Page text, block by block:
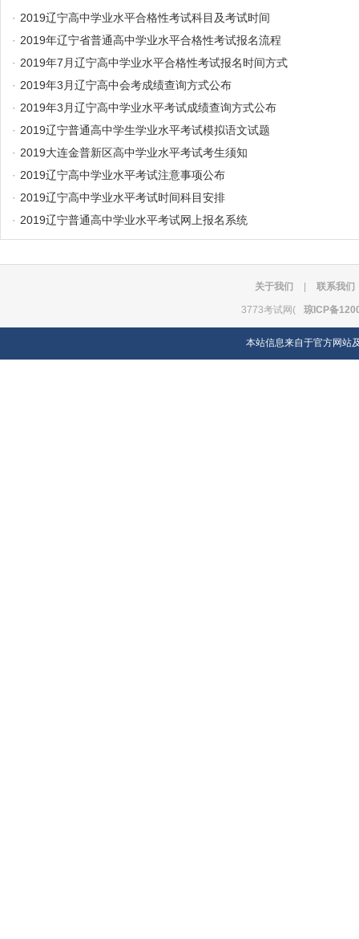
· 2019辽宁高中学业水平合格性考试科目及考试时间
· 2019年辽宁省普通高中学业水平合格性考试报名流程
· 2019年7月辽宁高中学业水平合格性考试报名时间方式
· 2019年3月辽宁高中会考成绩查询方式公布
· 2019年3月辽宁高中学业水平考试成绩查询方式公布
· 2019辽宁普通高中学生学业水平考试模拟语文试题
· 2019大连金普新区高中学业水平考试考生须知
· 2019辽宁高中学业水平考试注意事项公布
· 2019辽宁高中学业水平考试时间科目安排
· 2019辽宁普通高中学业水平考试网上报名系统
关于我们 联系我们
3773考试网( 琼ICP备
本站信息来自于官方网站